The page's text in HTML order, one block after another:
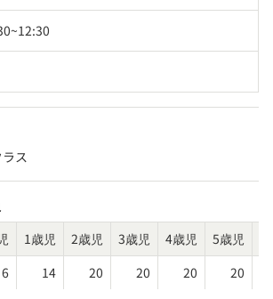
ス
1歳児 2歳児 3歳児 4歳児 5歳児
6 14 20 20 20 20